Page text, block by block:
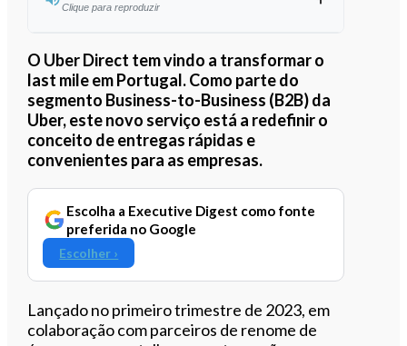
Clique para reproduzir
Ouvir este artigo
O Uber Direct tem vindo a transformar o
last mile em Portugal. Como parte do
segmento Business-to-Business (B2B) da
Uber, este novo serviço está a redefinir o
conceito de entregas rápidas e
convenientes para as empresas.
Escolha a Executive Digest como fonte
preferida no Google
Escolher ›
Lançado no primeiro trimestre de 2023, em
colaboração com parceiros de renome de